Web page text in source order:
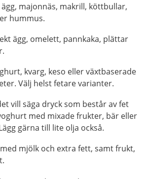
majonnäs, makrill, köttbullar,
hummus.
ägg, omelett, pannkaka, plättar
kvarg, keso eller växtbaserade
Välj helst fetare varianter.
vill säga dryck som består av fet
med mixade frukter, bär eller
gärna till lite olja också.
mjölk och extra fett, samt frukt,